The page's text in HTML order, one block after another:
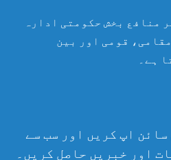
منافع بخش حکومتی ادارہ
قومی اور بین
ہے۔
اپ کریں اور سب سے
اور خبریں حاصل کریں۔